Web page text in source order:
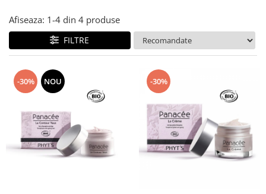
Afiseaza: 1-4 din 4 produse
FILTRE
-30% NOU -30%